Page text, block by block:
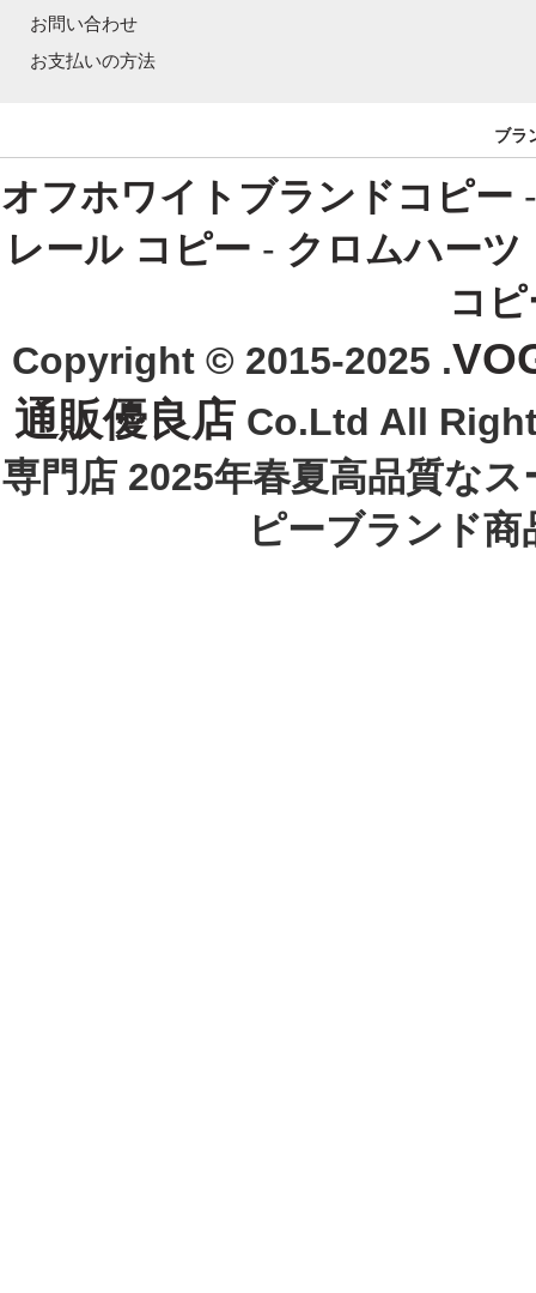
お問い合わせ
お支払いの方法
ブラ
オフホワイトブランドコピー
レール コピー - クロムハーツ
コ
Copyright © 2015-2025 .
通販優良店 Co.Ltd All
専門店 2025年春夏高品質な
ピーブランド